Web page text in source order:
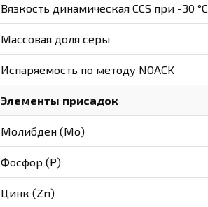
Вязкость динамическая CCS при -30 °С
Массовая доля серы
Испаряемость по методу NOACK
Элементы присадок
Молибден (Мо)
Фосфор (Р)
Цинк (Zn)